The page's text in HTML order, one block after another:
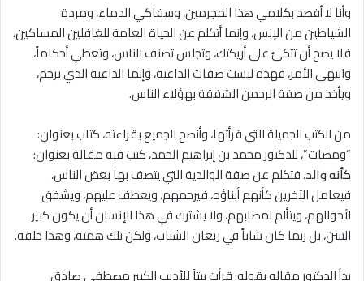
وأنا لا أقصد بكلامي هذا المجرمين، وسفاكي الدماء، ومردة
الشياطين من الإنس، وإنما أتكلم عن الحياة العامة للغافلين المساكين،
فلا يصح أن تتكئ على أريكتك، وتجلس تصنف الناس، وتعطي أحكاماً،
وانتهى الأمر، فهذه ليست صفات الداعية، وإنما الداعية الذي يرحم،
ويأخذ من صفة الرحمن الشفقة بهؤلاء الناس.
من الكتب الجميلة التي قرأتها، وأنصح الجميع بقراءته، كتاب بعنوان:
“ومضات”، للدكتور محمد بن إبراهيم الحمد، كتب فيه مقالة بعنوان:
كأنه والد، فتكلم عن صفة الوالدية التي يتصف بها بعض الناس،
فيعامل الآخرين كأنهم أبناؤه، فيرحمهم، ويعطف عليهم، ويشفق
لأحوالهم، ويتألم لمصابهم، ولا يشترك في هذا الإنسان أن يكون كبير
السن، بل ربما كان شاباً في ريعان الشباب، ولكن تلك همته، وهذا خلقه.
بدأ الدكتور مقاله بقوله: قرأت بيتاً للأديب الكبير مصطفى صادق